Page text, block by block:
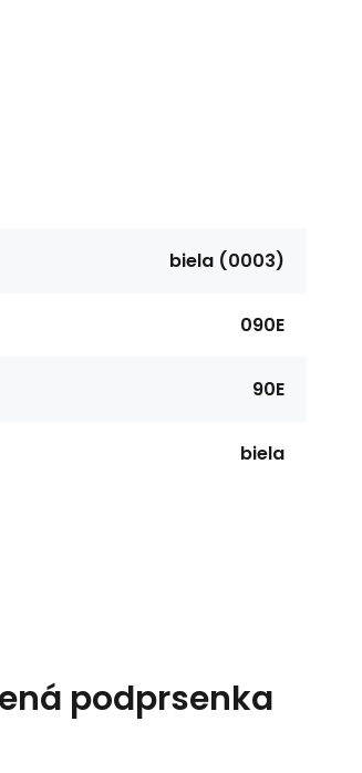
biela (0003)
090E
90E
biela
podprsenka